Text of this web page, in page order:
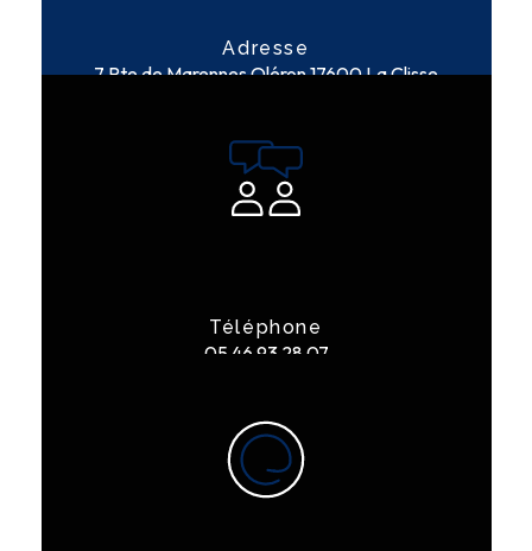
Adresse
7 Rte de Marennes Oléron17600 La Clisse
Téléphone
05 46 93 28 07